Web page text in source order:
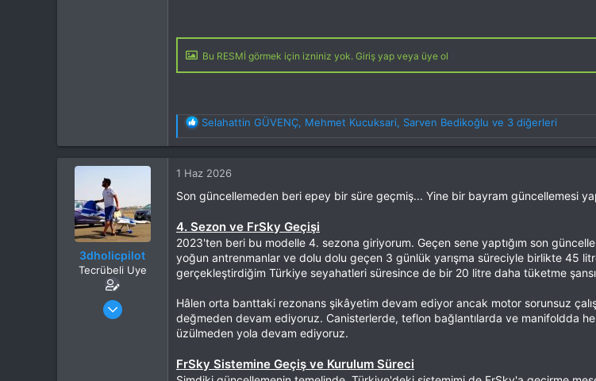
Bu RESMİ görmek için izniniz yok. Giriş yap veya üye ol
T
e
p
i
l
r
:
Selahattin GÜVENÇ, Mehmet Kucuksari, Sarven Bedikoğlu ve 3 diğerleri
3dholicpilot
Tecrübeli Uye
Mesajlar
1 Haz 2026
Son güncellemeden beri epey bir süre geçmiş... Yine bir bayram güncellemesi
4. Sezon ve FrSky Geçişi
2023'ten beri bu modelle 4. sezona giriyorum. Geçen sene yaptığım son
yoğun antrenmanlar ve dolu dolu geçen 3 günlük yarışma süreciyle birlikte 45
gerçekleştirdiğim Türkiye seyahatleri süresince de bir 20 litre daha tüketme
Hâlen orta banttaki rezonans şikâyetim devam ediyor ancak motor sorunsuz
değmeden devam ediyoruz. Canisterlerde, teflon bağlantılarda ve manifoldda
üzülmeden yola devam ediyoruz.
FrSky Sistemine Geçiş ve Kurulum Süreci